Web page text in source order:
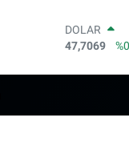
DOLAR
47,7069
55,0265